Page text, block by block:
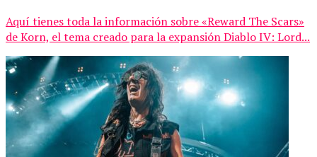
Aquí tienes toda la información sobre «Reward The Scars»
de Korn, el tema creado para la expansión Diablo IV: Lord...